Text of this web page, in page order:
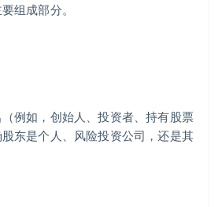
组成部分。
例如，创始人、投资者、持有股票
东是个人、风险投资公司，还是其